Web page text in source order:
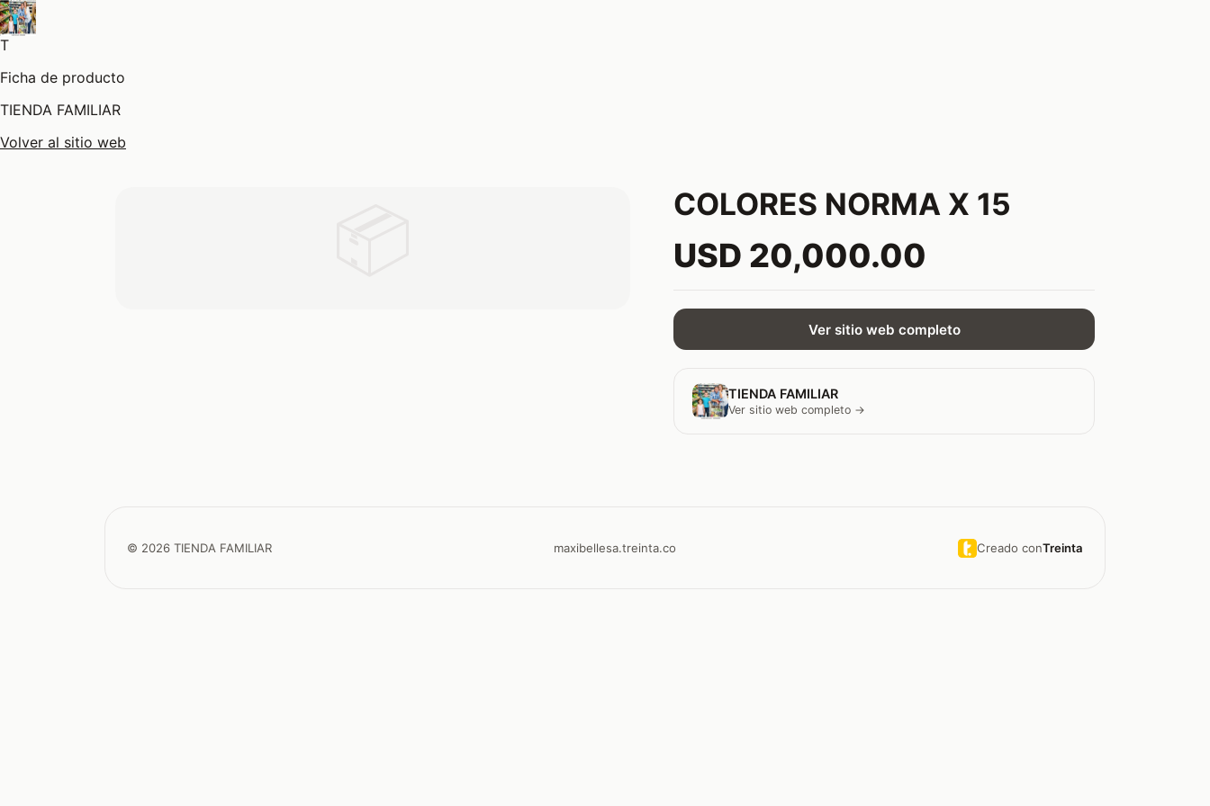
T
Ficha de producto
TIENDA FAMILIAR
Volver al sitio web
COLORES NORMA X 15
USD 20,000.00
Ver sitio web completo
TIENDA FAMILIAR
Ver sitio web completo →
© 2026 TIENDA FAMILIAR maxibellesa.treinta.co Creado conTreinta